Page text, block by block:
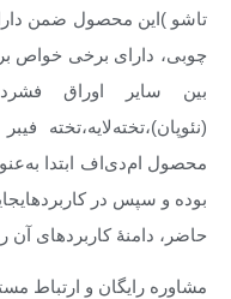
تاشو )این محصول ضمن
چوبی، دارای برخی خواص
بین سایر اوراق
محصول ام‌دی‌اف ابتدا
بوده و سپس در
حاضر، دامنهٔ کاربردهای
مشاوره رایگان و ارتباط